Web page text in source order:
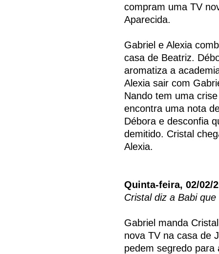
compram uma TV
Aparecida.
Gabriel e Alexia
casa de Beatriz.
aromatiza a
Alexia sair com
Nando tem uma
encontra uma nota
Débora e desconfia
demitido. Cristal
Alexia.
Quinta-feira, 02/02/
Cristal diz a Babi
Gabriel manda
nova TV na casa de
pedem segredo para